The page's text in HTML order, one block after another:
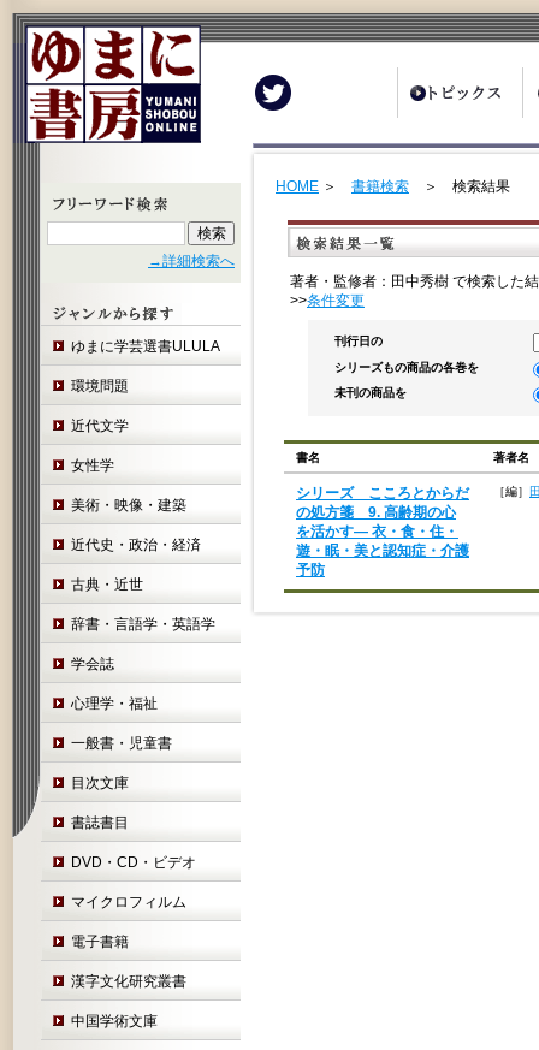
→詳細検索へ
ゆまに学芸選書ULULA
環境問題
近代文学
女性学
美術・映像・建築
近代史・政治・経済
古典・近世
辞書・言語学・英語学
学会誌
心理学・福祉
一般書・児童書
目次文庫
書誌書目
DVD・CD・ビデオ
マイクロフィルム
電子書籍
漢字文化研究叢書
中国学術文庫
HOME ＞ 書籍検索 ＞ 検索結果
著者・監修者：田中秀樹 で検索した
>>条件変更
刊行日の
シリーズもの商品の各巻を
未刊の商品を
書名 著者名
シリーズ こころとからだ
の処方箋 9. 高齢期の心
を活かす― 衣・食・住・
遊・眠・美と認知症・介護
予防
［編］